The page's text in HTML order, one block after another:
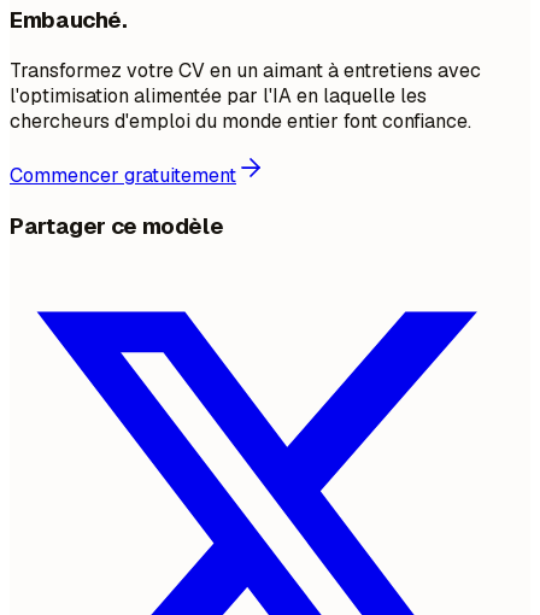
Embauché.
Transformez votre CV en un aimant à entretiens avec
l'optimisation alimentée par l'IA en laquelle les
chercheurs d'emploi du monde entier font confiance.
Commencer gratuitement
Partager ce modèle